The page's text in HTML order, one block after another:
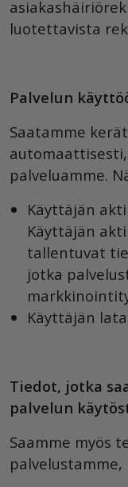
luotettavista
Palvelun
Saatamme
palveluamme.
Käyttäjän
Käyttäjän
tallentuvat
jotka
Käyttäjän
Tiedot, jotka
palvelun
Saamme myös
palvelustamme,